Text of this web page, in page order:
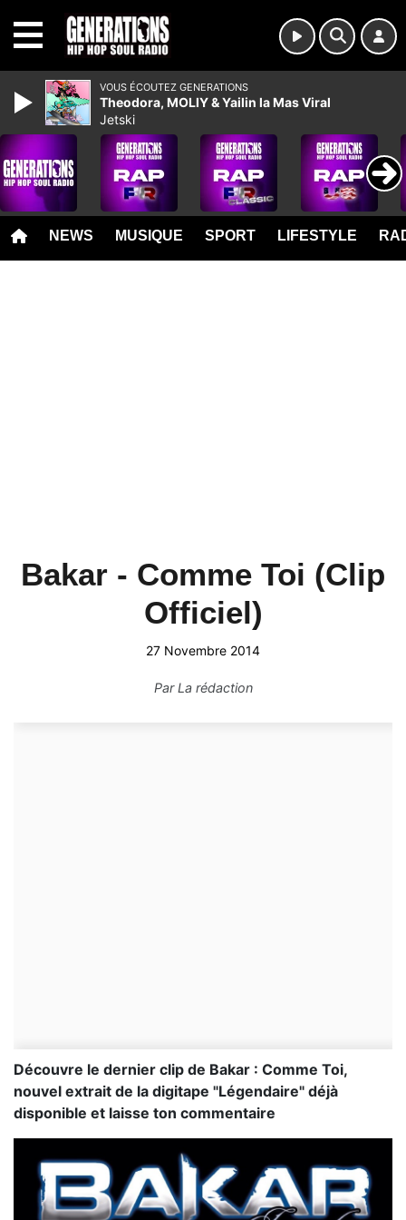
NEWS MUSIQUE SPORT LIFESTYLE
Bakar - Comme Toi (Clip
Officiel)
27 Novembre 2014
ParLa rédaction
Découvre le dernier clip de Bakar : Comme Toi,
nouvel extrait de la digitape "Légendaire" déjà
disponible et laisse ton commentaire
VOUS ÉCOUTEZ GENERATIONS
Theodora, MOLIY & Yailin la Mas Viral
Jetski